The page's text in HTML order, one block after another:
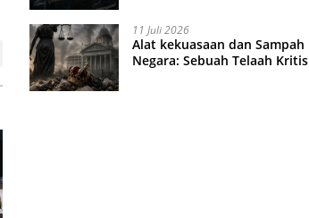
11 Juli 2026
Alat kekuasaan dan Sampah
Negara: Sebuah Telaah Kritis